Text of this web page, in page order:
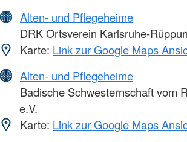
Alten- und Pflegeheime
DRK Ortsverein Karlsruhe-
Karte: Link zur Google Maps
Alten- und Pflegeheime
Badische Schwesternschaft vom
e.V.
Karte: Link zur Google Maps